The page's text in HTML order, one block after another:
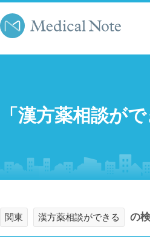
「漢方薬相談が
関東 漢方薬相談ができる の